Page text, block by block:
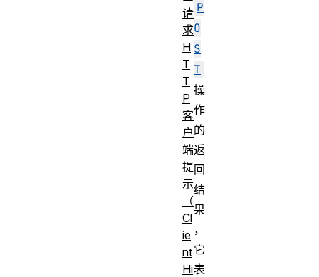
P
O
S
T
操
作
的
返
回
结
果
，
它
表
请
求
H
T
T
P
客
户
端
提
示
（
Cl
ie
nt
Hi